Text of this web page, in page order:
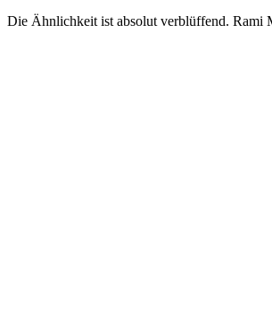
Die Ähnlichkeit ist absolut verblüffend. Rami